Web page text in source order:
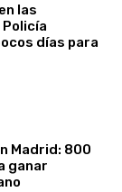
las
días para
Madrid: 800
ganar